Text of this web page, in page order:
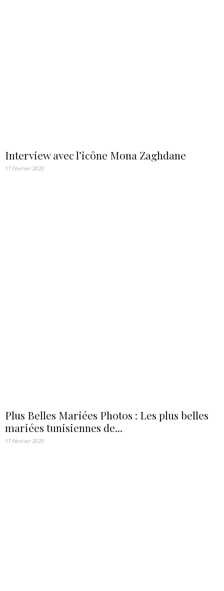
Interview avec l’icône Mona Zaghdane
17 février 2020
Plus Belles Mariées Photos : Les plus belles
mariées tunisiennes de...
17 février 2020